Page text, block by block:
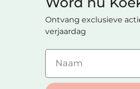
Ontvang exclusieve
verjaardag